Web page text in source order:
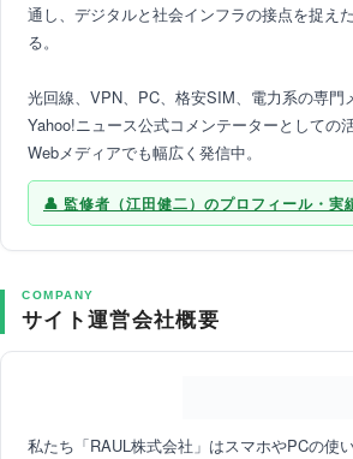
通し、デジタルと社会インフラの接点を捉え
る。
光回線、VPN、PC、格安SIM、電力系の専門
Yahoo!ニュース公式コメンテーターとしての
Webメディアでも幅広く発信中。
監修者（江田健二）のプロフィール・実
COMPANY
サイト運営会社概要
私たち「RAUL株式会社」はスマホやPCの使